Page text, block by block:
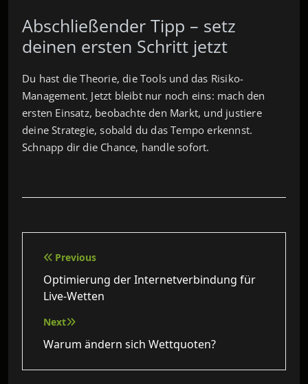
Abschließender Tipp – setz
deinen ersten Schritt jetzt
Du hast die Theorie, die Tools und das Risiko-
Management. Jetzt bleibt nur noch eins: mach den
ersten Einsatz, beobachte den Markt, und justiere
deine Strategie, sobald du das Tempo erkennst.
Schnapp dir die Chance, handle sofort.
Beitragsnavigation
Previous
Optimierung der Internetverbindung für
Live‑Wetten
Next
Warum ändern sich Wettquoten?